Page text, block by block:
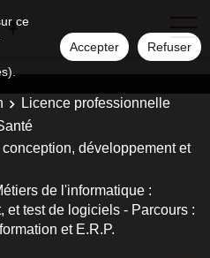
ce
Accepter Refuser
Licence professionnelle
développement et
de l'informatique :
et test de logiciels - Parcours :
et E.R.P.